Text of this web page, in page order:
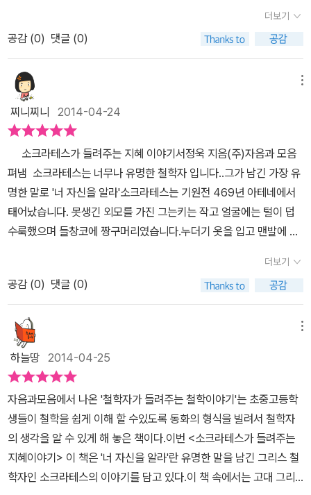
가 있다고 할 때, 그것은 있는 것인가, 없는 것인가? 그리고 그것은 무
엇인가?'에 대한 궁금증을 풀어나가게 했다. '지혜롭다는 것은 그런
것이라네. 모른다는 것을 아는 것이야말로 가장 지혜로운 것이지.' (본
문 109p)신은 소크라테스를 가장 지혜롭다 하였고, 제 자신을 잘 모
른다고 생각했던 소크라테스의 여행은 그렇게 지혜가 무엇인지를 깨
닫게 되었다. 그 여행을 따라 독자들은 소크라테스가 말하는 지덕합
일설을 알아간다. <철학자가 들려주는 철학 이야기>는 어렵고 따분
할 것 같은 철학을 동화 형식을 빌어 재미있게 들려주는 형식을 지녔
다. 11번째 이야기 <<소크라테스가 들려주는 지혜 이야기>>는 바닷
속 마을 아고라를 배경으로 바닷 속 동물을 철학자들로 의인화하여
좀더 쉽고 재미있게 철학자들과 만날 수 있도록 하였다. 또한 호기심
은 많은 플라톤이 소크라테스와 함께 지혜를 알아가는 과정은 독자로
하여금 이해하기 쉽게 철학에 접근할 수 있도록 하였다.단락마다 소
개된 [철학 돋보기]는 철학에 흥미를 느끼게 할 법한 폭넓은 이야기를
은 내용을 되짚어 스스로 깨달아가도록 이끈다.예쁜 삽화와 함께 재
미있는 모험을 담은 <<소크라테스가 들려주는 지혜 이야기>>는 진
정 무언가를 안다는 것은 그것을 실천할 때에만 비로소 가능한 것임
을 일깨워준다. (사진출처: '소크라테스가 들려주는 지혜 이야기' 본문
에서 발췌)
아고라. 어떻게 해야할까? '가장 지혜로운 자를 찾아야 하네. 아는
것은 모르는 것이고 모르는 것은 아는 것이니, 모르는 자를 찾도록 하
게나. 지금 세상에서 지혜가 감춰졌듯이 드러나지 않은 모습으로 드
러날 걸세.'(p.49) 작은 소라게 플라톤은 궁금했다. 세상에 모든것
이. 항상 물음표를 그리고 있는 못생긴 달팽이 소크라테스에게 큰고
래 탈래스가 찾는 로고스를 물어보면 알 수 있을까? 정말 못생긴 아
저씨를 찾아갔는데, 로고스를 물어볼 수가 없다. 아저씨가 자꾸만 질
문을 하고 편안하게 만들어주고 먹으라고 하니 배부르고 졸립다. 로
고스를 알아야 하는데.. 아저씨가 알긴 아는걸까? 거기에 아저씨만
볼 수있는 다이몬. 신기한 것이 한두 가지가 아니다. 그런데 대장 카
이레폰이 뜬금없이 소크라테스 아저씨가 가장 지혜로운 사람이라는
것이 아닌가? 가장 지혜로운 사람이 맞을까? 아저씨와 함께 '지혜를
탈래스, 카이레폰, 소크라테스, 다이몬 그리고 플라톤까지. 철학개론
에서 열심히 외웠던 인물들과 용어들이 물고기들에 이름을 빌려서 나
오고 있다. 이렇게 재미있게 소크라테스의 '대화법'을 이야기 해도 되
는 걸까? 조각술, 산파술이라고 불리우던 소크라테스의 독특한 대화
법은 그의 부모의 직업에서 따온 말이란다. 산파가 아기를 낳도록 도
와주거나 조각가가 조각을 하면서 도구가 필요한 것처럼 소크라테스
역시 제자들과 대화를 하면서 질문과 대답을 가능하게 만들었다. 카
이레폰이 델피신전에서 받아온 '가장 지혜로운 사람이 소크라테스'라
는 것을 알아보기 위해서 소크라테스는 많은 사람들을 만나면서 대화
를 하게 된다. 달팽이 소크라테스와 소라게 플라톤은 여행을 통해
서, 소크라테스가 이야기하는 지덕합일설, '안다는 것'은 바로 '덕'이라
는 것과 함께 악덕이나 죄를 무지 때문이라는 것을 알아 나간다. 그러
다.'라는 내용이 녹아 있는 것이지요. 하지만 세상의 중심이 자신이라
고만 생각한 소라게들은 점점 싸움도 잦아지고 자기 멋대로 행동하려
바로 이러한 진리의 상대주의에 반기를 든 건 소크라테스의 절대주
의. 어느 날 작은 소라게는 못생긴 달팽이 아저씨를 만나지요. 계속 궁
금해하던 로고스에 대해 묻자 소크라테스는 '로고스란 모르는 것이
곧 아는 것이지.'라는 알듯 모를 듯한 대답을 하지요. 그리고는 함께
지혜를 찾아 바닷속 여행을 해요. 지혜를 찾는 모험에서 소라게 플라
톤은 '참되게 아는 것이 지혜이고 참되게 알지 못하는 것이 무지'라는
것을 소크라테스로부터 들어 알게 되고,눈이 한쪽으로 치우쳐 있어서
한쪽 면만 볼 수 있는 넙치 에로스를 만나 서로 정반대인 경우 둘의 사
이를 좋게 해 주는 것은 사랑이라는 것을 깨닫게 돼요. 그리고 진정 무
것도요... 넙치 에로스는 비록 몸이 불편하지만 마음이 불편한 것보다
낫다는 생각을 하게 되었고, 한쪽만을 보기 때문에 반쪽인 둘이 사랑
으로 만나 온전한 하나가 될 수 있을 것이라고 말해요. 그 모습을 생각
하며 소크라테스와 플라톤은 진정한 사랑에 대한 의미도 알게 되지
요.또한, 은어 우시아를 통한 참된 나란 무엇인가에 대한 물음도 생각
하게 되지요. 이처럼 진리를 이끌어 내기 위해 끊임없는 대화를 하고
있는 내용, 즉 소크라테스의 유명한 대화법을 통해 이야기가 쉽게 전
개되고 있어요. 소크라테스, 플라톤, 피타고라스, 프로타고라스, 다이
몬, 에로스, 피테이아 등 이름만 들어도 어려움이 묻어나는 철학자들
의 철학적 진리를 이 책은 정말이지 아이들의 눈높이에 딱 맞춰 전해
주고 있어요. 이 책을 읽으면 어렵게만 생각했던 철학이 우리와 가까
운 인간, 그리고 삶에 대한 이야기라는 것과 낯선 철학자들을 매우 친
학수업이 중요한 이유는 무엇일까요?실제로 역사, 수학등 여러 방면
에서 생각하고 하고스스로 사고할 수 있도록 해준다고 합니다. ​초등
학생을 위한 철학의 길잡이가 되어주는 자음과모음 초등철학전집 철
학자가 들려주는 철학이야기는 스스로 생각할 수 힘을 키워주는 초등
철학동화랍니다. ​​​​'너 자신을 알라' 저희 둘째도 아는 명언인데요. 바로
철학자하면 소크라테스가 가장 먼저 떠오르는데요.그는 일단 못생겼
습니다. 외모지상주의 심했던 고대 아테네에서 죄를 지어 잡혀 온 여
자가 예쁘다는 이유로 무죄방면이 되기도 하고 못생겼다는 이유로 주
장이 묵살되는 일들이 만연했다고 하니 추남인 소크라테스는 외모때
문에 고생이 많았다고 합니다. ​표지의 그림은 소크라테스를 말하는
것으로 자신은 외모도 못생기고 아는것도 하나도 없다고 말을 해요.
그런 그에게 신은 지혜로운 사람이라고 말하죠 그 이유는 바로 소크
라테스는 자신이 모르는 것을 잘 알고 있지만다른 사람들은 뭘 모르
는지도 모르고 있다는 거예요. ​이와같이 내가 아무 것도 모른다는 것
알라' 즉'니가 아무것도 모른다는 사실을 좀 알아라'라는 말이예요. ​​​​자
음과모음 초등철학전집 소크라테스가 들려주는 지혜이야기를 정말
재미있게 읽었어요. 소크라테스는 자신이 아는것이 아무것도 없다고
생각하고 있었는데...신은 그런 그를 가장 현명한 사람이라고 하자 이
말을 확인하기 위해 현명한 사람들을 찾아다니면서 많은 이야기를 나
누게 되는 여행이야기예요. ​​​​소라게 플라톤, 달팽이 소크라테스, 철학
자, 정치가, 시인, 예술가등을 바다동물에 의인화해서 한명 한명 만나
면서 수수께끼를 내면 푸는 형식으로 위험천만한 바닷속을 탐험하듯
위기를 극복해 나가는 이야기인데 엄청 흥미진진하답니다. 바다동물
더보기
공감 (0) 댓글 (0)
찌니찌니 2014-04-24
소크라테스가 들려주는 지혜 이야기서정욱 지음(주)자음과 모음
펴냄 소크라테스는 너무나 유명한 철학자 입니다..그가 남긴 가장 유
명한 말로 '너 자신을 알라'소크라테스는 기원전 469년 아테네에서
태어났습니다. 못생긴 외모를 가진 그는키는 작고 얼굴에는 털이 덥
수룩했으며 들창코에 짱구머리였습니다.누더기 옷을 입고 맨발에 신
품을 지녔습니다. 소크라테스는 항상 자신이 아는 것이 별로 없다고
생각하고 있었는데요신이 아무것도 아는 것이 없는 자신을 가장 현명
한 사람이라고 하자소크라테스는 겸손한 생각으로 현명한 사람들을
찾아다녔습니다. 그런데 그 유명한 사람들이 현명하기 보다는 지혜로
운 척 하는 사람들이었습니다.그들에게 진정한 지혜가 무엇인지 알려
주기 위해 각계각층의 사람들과 이야기 나누기를 시작했지요내면에
있는 지혜를 스스로 찾을수 있도록 도와주었습니다. 소크라테스는 대
화로 아테네의 많은 시민들에게 올바른 신념을 심어주고 싶었으나지
혜롭지 못한 사람들은 그를 눈의 가시처럼 생각했습니다. 상대방과
이야기를 할때 상대방이 잘못된 말을 하면 상대방을 가르치지 않고스
스로 깨닫도록 도와주고 스스로 무엇이 옳고 그른지 알게 해주었습니
다.그런 소크라테스를 사람들은 시기했고 미워해서 아테네 젊은사람
더보기
공감 (0) 댓글 (0)
하늘땅 2014-04-25
자음과모음에서 나온 '철학자가 들려주는 철학이야기'는 초중고등학
생들이 철학을 쉽게 이해 할 수있도록 동화의 형식을 빌려서 철학자
의 생각을 알 수 있게 해 놓은 책이다.이번 <소크라테스가 들려주는
지혜이야기> 이 책은 '너 자신을 알라'란 유명한 말을 남긴 그리스 철
학자인 소크라테스의 이야기를 담고 있다.​이 책 속에서는 고대 그리